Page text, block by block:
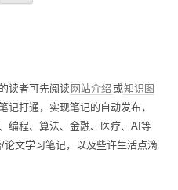
读者可先阅读 网站介绍 或知识图
记打通，实现笔记的自动发布，
编程、算法、金融、医疗、AI等
文学习笔记，以及些许生活点滴